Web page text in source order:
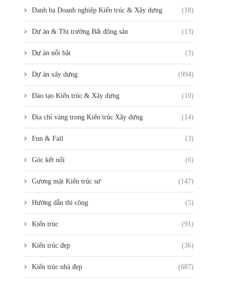
Danh bạ Doanh nghiệp Kiến trúc & Xây dựng (18)
Dự án & Thị trường Bất động sản (13)
Dự án nổi bật (3)
Dự án xây dựng (994)
Đào tạo Kiến trúc & Xây dựng (10)
Địa chỉ vàng trong Kiến trúc Xây dựng (14)
Fun & Fail (3)
Góc kết nối (6)
Gương mặt Kiến trúc sư (147)
Hướng dẫn thi công (5)
Kiến trúc (91)
Kiến trúc đẹp (36)
Kiến trúc nhà đẹp (687)